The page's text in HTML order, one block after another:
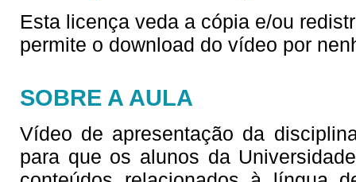
Esta licença veda a cópia e/ou
permite o download do vídeo por
SOBRE A AULA
Vídeo de apresentação da
para que os alunos da